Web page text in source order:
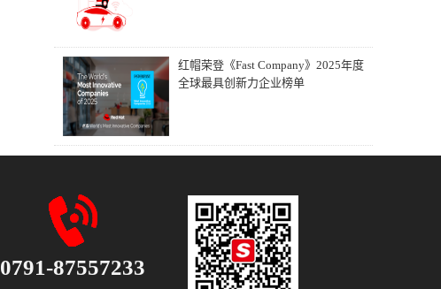
红帽荣登《Fast Company》2025年度
全球最具创新力企业榜单
0791-87557233